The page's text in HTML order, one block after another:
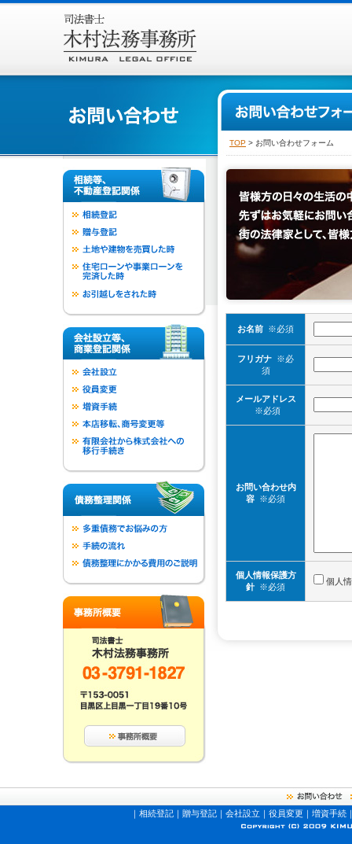
TOP > お問い合わせフォーム
お名前 ※必須
フリガナ ※必
須
メールアドレス
※必須
お問い合わせ内
容 ※必須
個人情報保護方
針 ※必須
個人
｜ 相続登記｜ 贈与登記｜ 会社設立 ｜ 役員変更 ｜ 増資手続